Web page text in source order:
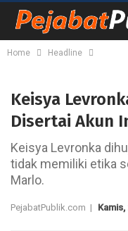
Home Headline
Keisya
Disertai Akun
Keisya Levronka
tidak memiliki etika
Marlo.
PejabatPublik.com | Kamis,